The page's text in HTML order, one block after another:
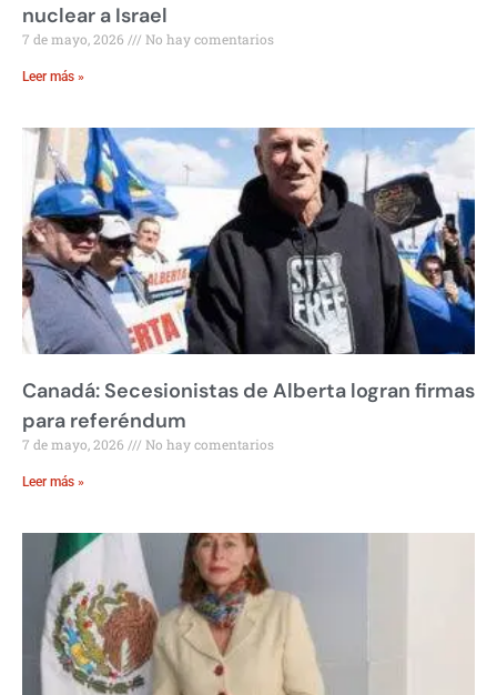
nuclear a Israel
7 de mayo, 2026 No hay comentarios
Leer más »
Canadá: Secesionistas de Alberta logran firmas
para referéndum
7 de mayo, 2026 No hay comentarios
Leer más »